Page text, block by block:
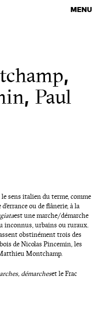
MENU
,
, Paul
sens italien du terme, comme
ou de flânerie, à la
est une marche/démarche
inconnus, urbains ou ruraux.
obstinément trois des
de Nicolas Pincemin, les
Montchamp.
démarcheset le Frac